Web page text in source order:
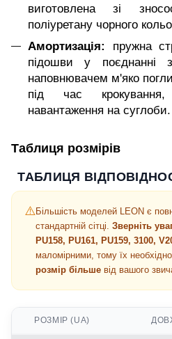
виготовлена зі
поліуретану чорного
Амортизація:
пружна
підошви у поєднанні
наповнювачем м'яко
під час
навантаження на суглоби.
Таблиця розмірів
ТАБЛИЦЯ
⚠️Більшість моделей LEON є
стандартній сітці. Зверніть
PU158, PU161, PU159, 3100,
маломірними, тому їх
розмір більше від вашого
РОЗМІР (UA)